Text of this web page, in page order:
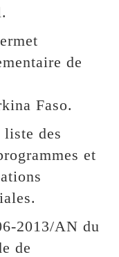
de
Faso.
liste des
et
2013/AN du
de